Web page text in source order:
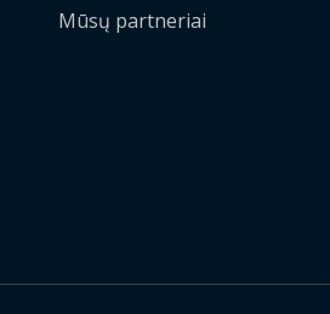
Mūsų partneriai